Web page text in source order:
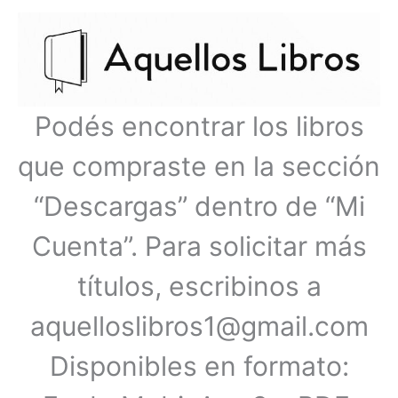
Podés encontrar los libros
que compraste en la sección
“Descargas” dentro de “Mi
Cuenta”. Para solicitar más
títulos, escribinos a
aquelloslibros1@gmail.com
Disponibles en formato:
principal